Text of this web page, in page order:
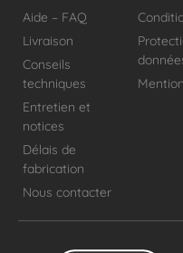
Aide – FAQ
Livraison
Conseils
techniques
Entretien et
notices
Délais de
fabrication
Nous contacter